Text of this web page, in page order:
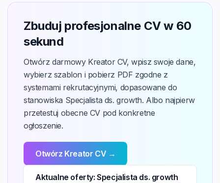
Zbuduj profesjonalne CV w 60
sekund
Otwórz darmowy Kreator CV, wpisz swoje dane,
wybierz szablon i pobierz PDF zgodne z
systemami rekrutacyjnymi, dopasowane do
stanowiska Specjalista ds. growth. Albo najpierw
przetestuj obecne CV pod konkretne
ogłoszenie.
Otwórz Kreator CV →
Aktualne oferty: Specjalista ds. growth